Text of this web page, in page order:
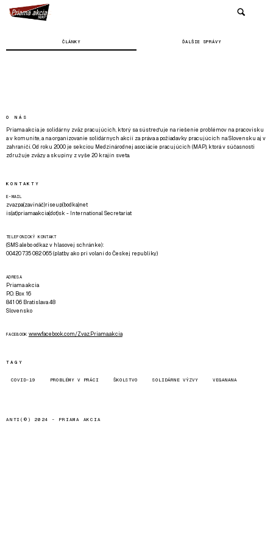
ČLÁNKY ĎALŠIE SPRÁVY
O NÁS
Priama akcia je solidárny zväz pracujúcich, ktorý sa sústreďuje na riešenie problémov na pracovisku
a v komunite, a na organizovanie solidárnych akcií za práva a požiadavky pracujúcich na Slovensku aj v
zahraničí. Od roku 2000 je sekciou Medzinárodnej asociácie pracujúcich (MAP), ktorá v súčasnosti
združuje zväzy a skupiny z vyše 20 krajín sveta.
KONTAKTY
E-MAIL
zvazpa(zavináč)riseup(bodka)net
is(at)priamaakcia(dot)sk - International Secretariat
TELEFONICKÝ KONTAKT
(SMS alebo odkaz v hlasovej schránke):
00420 735 082 065 (platby ako pri volaní do Českej republiky)
ADRESA
Priama akcia
P.O. Box 16
841 06 Bratislava 48
Slovensko
FACEBOOK www.facebook.com/Zvaz.Priama.akcia
TAGY
COVID-19 PROBLÉMY V PRÁCI ŠKOLSTVO SOLIDÁRNE VÝZVY VEGANANA
ANTI(©) 2024 - PRIAMA AKCIA